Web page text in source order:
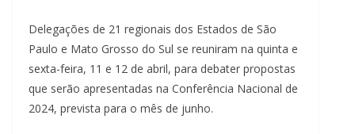
Delegações de 21 regionais dos Estados de São
Paulo e Mato Grosso do Sul se reuniram na quinta e
sexta-feira, 11 e 12 de abril, para debater propostas
que serão apresentadas na Conferência Nacional de
2024, prevista para o mês de junho.